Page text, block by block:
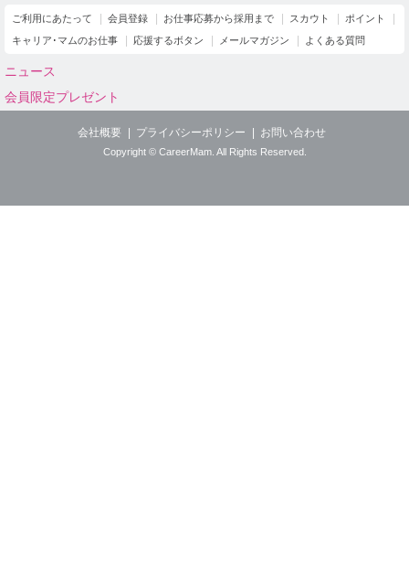
ご利用にあたって 会員登録 お仕事応募から採用まで スカウト
ポイント
キャリア･マムのお仕事
応援するボタン メールマガジン よくある質問
ニュース
会員限定プレゼント
会社概要 プライバシーポリシー お問い合わせ
Copyright © CareerMam. All Rights Reserved.